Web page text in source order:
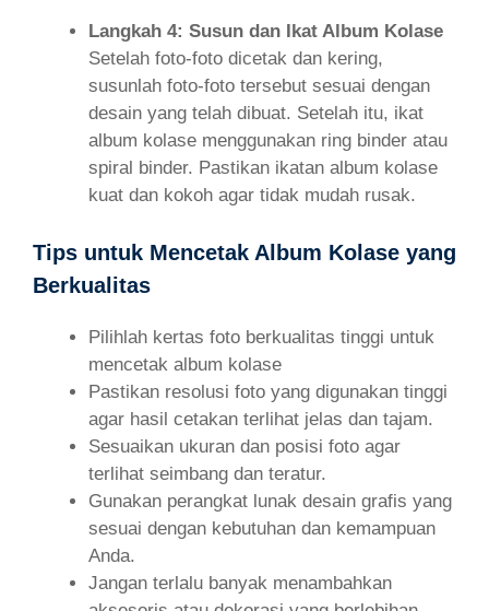
Langkah 4: Susun dan Ikat Album Kolase
Setelah foto-foto dicetak dan kering,
susunlah foto-foto tersebut sesuai dengan
desain yang telah dibuat. Setelah itu, ikat
album kolase menggunakan ring binder atau
spiral binder. Pastikan ikatan album kolase
kuat dan kokoh agar tidak mudah rusak.
Tips untuk Mencetak Album Kolase yang
Berkualitas
Pilihlah kertas foto berkualitas tinggi untuk
mencetak album kolase
Pastikan resolusi foto yang digunakan tinggi
agar hasil cetakan terlihat jelas dan tajam.
Sesuaikan ukuran dan posisi foto agar
terlihat seimbang dan teratur.
Gunakan perangkat lunak desain grafis yang
sesuai dengan kebutuhan dan kemampuan
Anda.
Jangan terlalu banyak menambahkan